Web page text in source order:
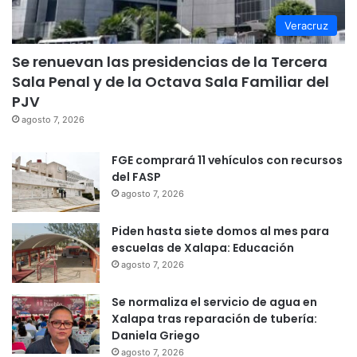
Veracruz
Se renuevan las presidencias de la Tercera
Sala Penal y de la Octava Sala Familiar del
PJV
agosto 7, 2026
FGE comprará 11 vehículos con recursos
del FASP
agosto 7, 2026
Piden hasta siete domos al mes para
escuelas de Xalapa: Educación
agosto 7, 2026
Se normaliza el servicio de agua en
Xalapa tras reparación de tubería:
Daniela Griego
agosto 7, 2026